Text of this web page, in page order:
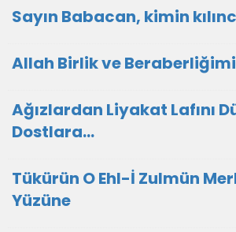
Sayın Babacan, kimin
Allah Birlik ve
Ağızlardan Liyakat Lafını
Dostlara...
Tükürün O Ehl-İ Zulmün
Yüzüne